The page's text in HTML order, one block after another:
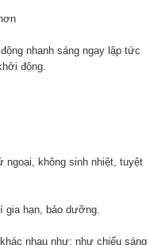
nhanh sáng ngay lập tức
động.
ngoại, không sinh nhiệt, tuyệt
gia hạn, bảo dưỡng.
nhau như: như chiếu sáng